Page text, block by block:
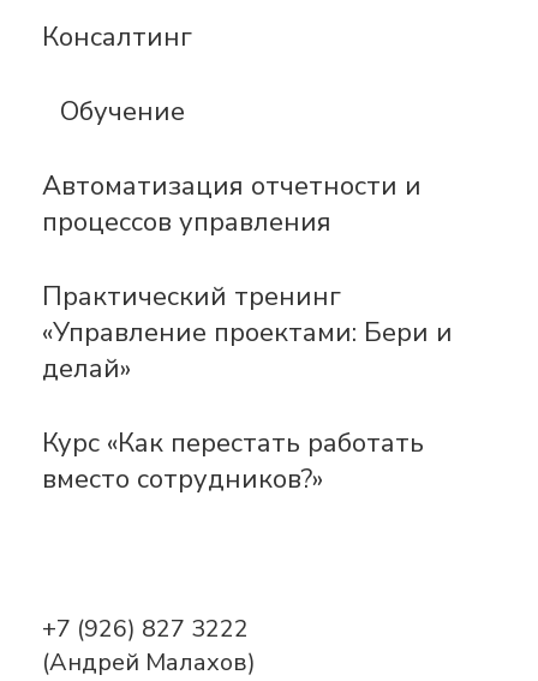
+7 (926) 827 3222
(Андрей Малахов)
Консалтинг
Обучение
Автоматизация отчетности и
процессов управления
Практический тренинг
«Управление проектами: Бери и
делай»
Курс «Как перестать работать
вместо сотрудников?»